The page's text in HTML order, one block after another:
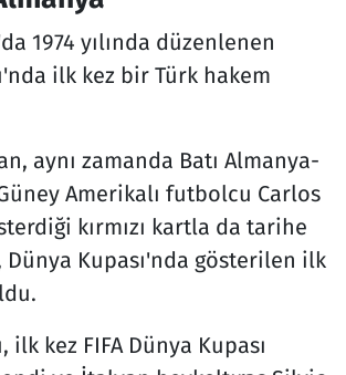
1974 yılında düzenlenen
ilk kez bir Türk hakem
aynı zamanda Batı Almanya-
Amerikalı futbolcu Carlos
kırmızı kartla da tarihe
Dünya Kupası'nda gösterilen ilk
ilk kez FIFA Dünya Kupası